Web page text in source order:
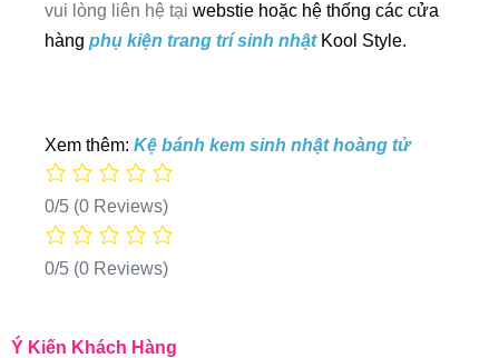
vui lòng liên hệ tại webstie hoặc hệ thống các cửa
hàng phụ kiện trang trí sinh nhật Kool Style.
Xem thêm: Kệ bánh kem sinh nhật hoàng tử
0/5 (0 Reviews)
0/5 (0 Reviews)
Ý Kiến Khách Hàng